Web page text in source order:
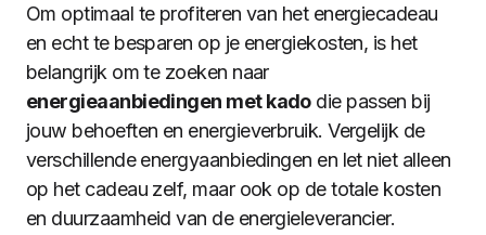
Om optimaal te profiteren van het energiecadeau
en echt te besparen op je energiekosten, is het
belangrijk om te zoeken naar
energieaanbiedingen met kadodie passen bij
jouw behoeften en energieverbruik. Vergelijk de
verschillende energyaanbiedingen en let niet alleen
op het cadeau zelf, maar ook op de totale kosten
en duurzaamheid van de energieleverancier.